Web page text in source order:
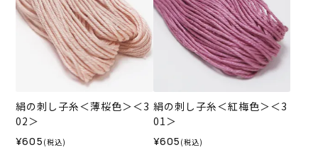
絹の刺し子糸＜薄桜色＞＜3
02＞
¥605 (税込)
絹の刺し子糸＜紅梅色＞＜3
01＞
¥605 (税込)